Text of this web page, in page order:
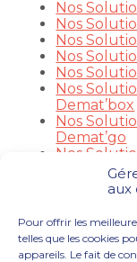
aux
Pour offrir les
telles que les cookies
appareils. Le fait de
Nos
Nos
Nos
Nos
Nos
Nos
Demat’box
Nos
Demat’go
Nos
Nos
Actualité
Contact